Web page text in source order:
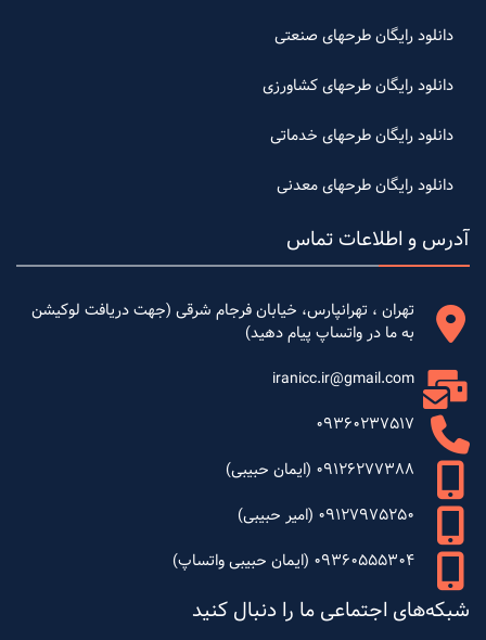
دانلود رایگان طرحهای صنعتی
دانلود رایگان طرحهای کشاورزی
دانلود رایگان طرحهای خدماتی
دانلود رایگان طرحهای معدنی
آدرس و اطلاعات تماس
تهران ، تهرانپارس، خیابان فرجام شرقی (جهت دریافت لوکیشن
به ما در واتساپ پیام دهید)
iranicc.ir@gmail.com
09360237517
09126277388 (ایمان حبیبی)
09127975250 (امیر حبیبی)
09360555304 (ایمان حبیبی واتساپ)
شبکه‌های اجتماعی ما را دنبال کنید